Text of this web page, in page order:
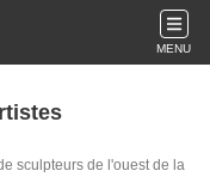
MENU
sculpteurs de l'ouest de la